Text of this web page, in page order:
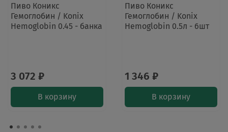
Пиво Коникс
Гемоглобин / Konix
Hemoglobin 0.45 - банка
3 072 ₽
В корзину
Пиво Коникс
Гемоглобин / Konix
Hemoglobin 0.5л - 6шт
1 346 ₽
В корзину